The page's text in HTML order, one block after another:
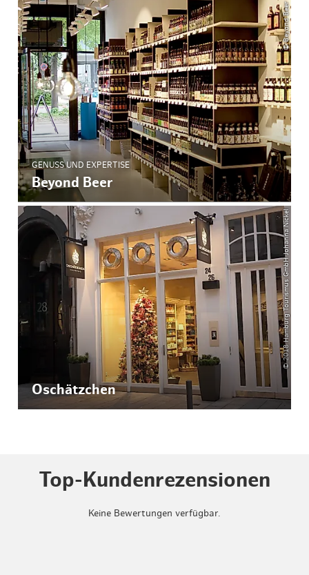
© Beyond Beer
GENUSS UND EXPERTISE
Beyond Beer
© 2018 Hamburg Tourismus GmbH Johanna Nickel
Oschätzchen
Top-Kundenrezensionen
Keine Bewertungen verfügbar.